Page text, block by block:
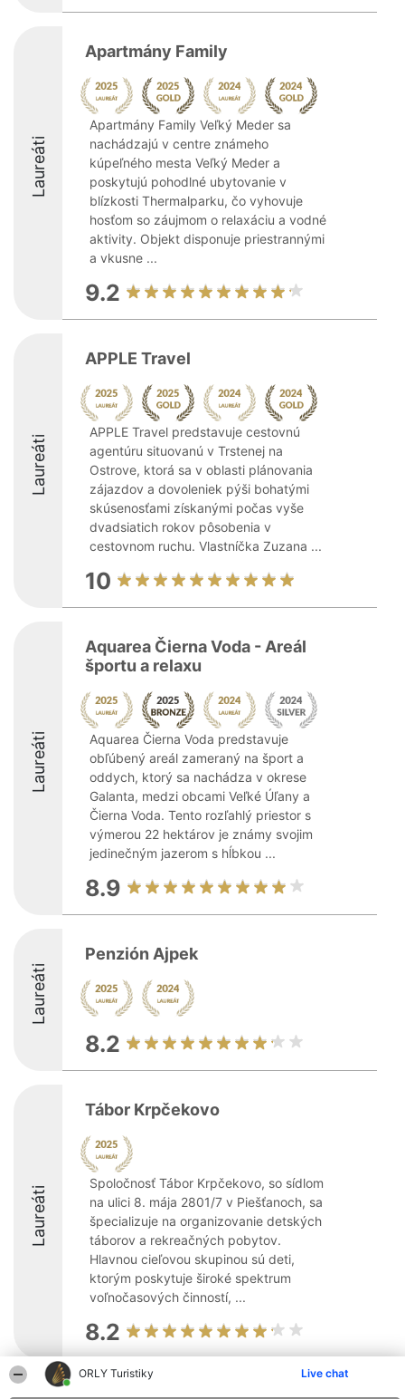
ORLY Turistiky Live chat
Laureáti
Apartmány Family
Apartmány Family Veľký Meder sa
nachádzajú v centre známeho
kúpeľného mesta Veľký Meder a
poskytujú pohodlné ubytovanie v
blízkosti Thermalparku, čo vyhovuje
hosťom so záujmom o relaxáciu a vodné
aktivity. Objekt disponuje priestrannými
a vkusne ...
9.2
Laureáti
APPLE Travel
APPLE Travel predstavuje cestovnú
agentúru situovanú v Trstenej na
Ostrove, ktorá sa v oblasti plánovania
zájazdov a dovoleniek pýši bohatými
skúsenosťami získanými počas vyše
dvadsiatich rokov pôsobenia v
cestovnom ruchu. Vlastníčka Zuzana ...
10
Laureáti
Aquarea Čierna Voda - Areál
športu a relaxu
Aquarea Čierna Voda predstavuje
obľúbený areál zameraný na šport a
oddych, ktorý sa nachádza v okrese
Galanta, medzi obcami Veľké Úľany a
Čierna Voda. Tento rozľahlý priestor s
výmerou 22 hektárov je známy svojim
jedinečným jazerom s hĺbkou ...
8.9
Laureáti
Penzión Ajpek
8.2
Laureáti
Tábor Krpčekovo
Spoločnosť Tábor Krpčekovo, so sídlom
na ulici 8. mája 2801/7 v Piešťanoch, sa
špecializuje na organizovanie detských
táborov a rekreačných pobytov.
Hlavnou cieľovou skupinou sú deti,
ktorým poskytuje široké spektrum
voľnočasových činností, ...
8.2
Organizátor hodnotenia Hodnotenie Kontakt